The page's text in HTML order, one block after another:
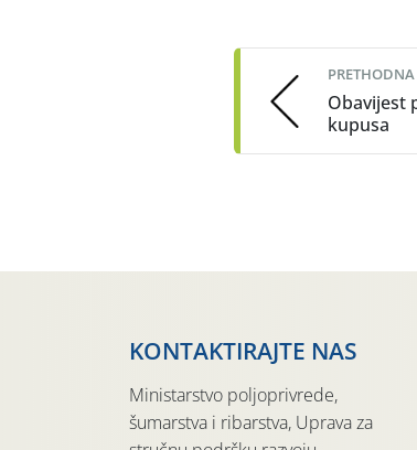
navigation
PRETHODNA
Obavijest
kupusa
KONTAKTIRAJTE NAS
Ministarstvo poljoprivrede,
šumarstva i ribarstva, Uprava za